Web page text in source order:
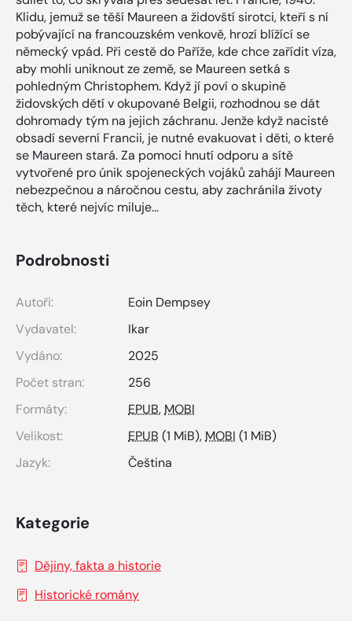
Klidu, jemuž se těší Maureen a židovští sirotci, kteří s ní
pobývající na francouzském venkově, hrozí blížící se
německý vpád. Při cestě do Paříže, kde chce zařídit víza,
aby mohli uniknout ze země, se Maureen setká s
pohledným Christophem. Když jí poví o skupině
židovských dětí v okupované Belgii, rozhodnou se dát
dohromady tým na jejich záchranu. Jenže když nacisté
obsadí severní Francii, je nutné evakuovat i děti, o které
se Maureen stará. Za pomoci hnutí odporu a sítě
vytvořené pro únik spojeneckých vojáků zahájí Maureen
nebezpečnou a náročnou cestu, aby zachránila životy
těch, které nejvíc miluje…
Podrobnosti
Autoři:
Eoin Dempsey
Vydavatel:
Ikar
Vydáno:
2025
Počet stran:
256
Formáty:
EPUB, MOBI
Velikost:
EPUB (1 MiB), MOBI (1 MiB)
Jazyk:
Čeština
Kategorie
Dějiny, fakta a historie
Historické romány